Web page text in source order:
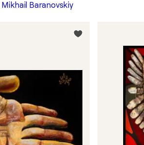
Mikhail Baranovskiy